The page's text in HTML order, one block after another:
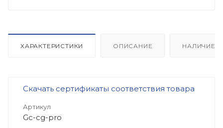
ХАРАКТЕРИСТИКИ ОПИСАНИЕ НАЛИЧИЕ
Скачать сертификаты соответствия товара
Артикул
Gc-cg-pro